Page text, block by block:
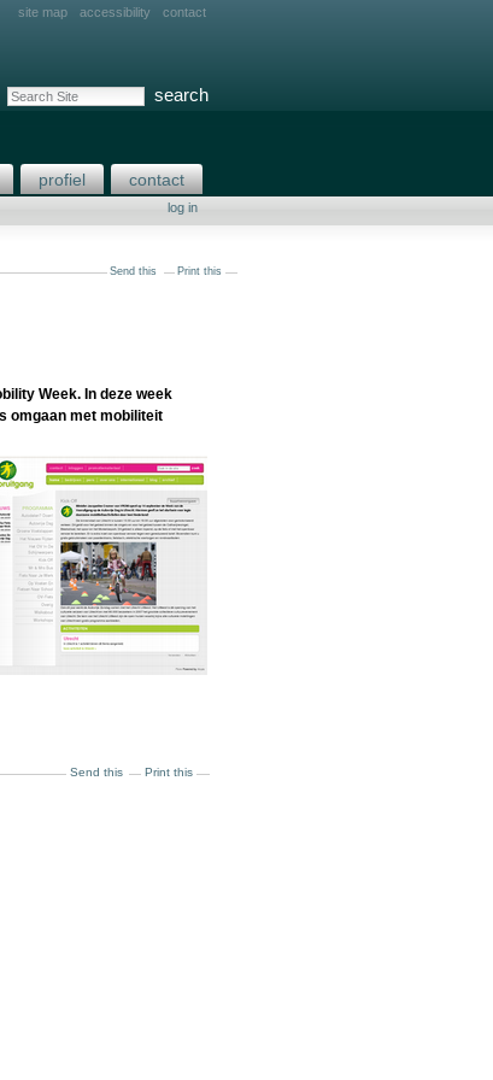
site map accessibility contact
search site
profiel contact
log in
Send this Print this
Week. In deze week
omgaan met mobiliteit
Send this Print this